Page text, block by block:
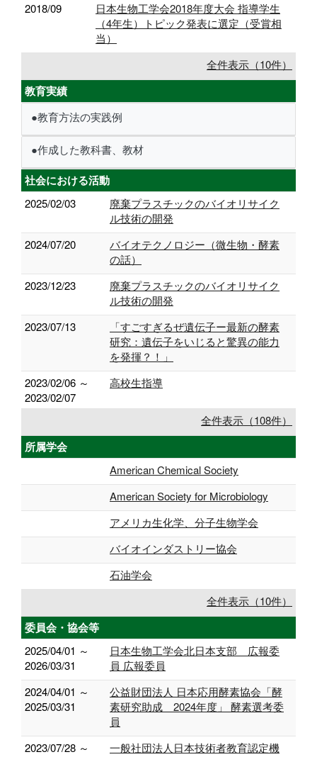
2018/09
日本生物工学会2018年度大会 指導学生
（4年生）トピック発表に選定（受賞相
当）
全件表示（10件）
教育実績
●教育方法の実践例
●作成した教科書、教材
社会における活動
2025/02/03
廃棄プラスチックのバイオリサイク
ル技術の開発
2024/07/20
バイオテクノロジー（微生物・酵素
の話）
2023/12/23
廃棄プラスチックのバイオリサイク
ル技術の開発
2023/07/13
「すごすぎるぜ遺伝子ー最新の酵素
研究：遺伝子をいじると驚異の能力
を発揮？！」
2023/02/06 ～
2023/02/07
高校生指導
全件表示（108件）
所属学会
American Chemical Society
American Society for Microbiology
アメリカ生化学、分子生物学会
バイオインダストリー協会
石油学会
全件表示（10件）
委員会・協会等
2025/04/01 ～
2026/03/31
日本生物工学会北日本支部 広報委
員 広報委員
2024/04/01 ～
2025/03/31
公益財団法人 日本応用酵素協会「酵
素研究助成 2024年度」 酵素選考委
員
2023/07/28 ～
一般社団法人日本技術者教育認定機